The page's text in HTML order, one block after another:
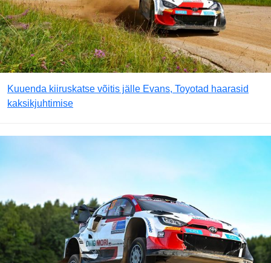
Kuuenda kiiruskatse võitis jälle Evans, Toyotad haarasid
kaksikjuhtimise